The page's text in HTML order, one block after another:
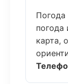
погода
карта,